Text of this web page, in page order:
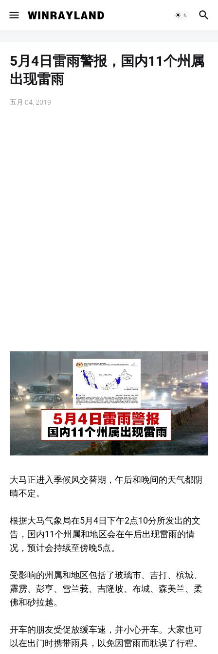
5月4日雷雨警报，国内11个州属
出现雷雨
五月 04, 2019
大马正进入季候风交替期，午后和晚间的天气都阴
晴不定。
根据大马气象局在5月4日下午2点10分所发出的文
告，国内11个州属和地区会在午后出现雷雨的情
况，预计会持续至傍晚5点。
受影响的州属和地区包括了玻璃市、吉打、槟城、
霹雳、彭亨、雪兰莪、吉隆坡、布城、森美兰、柔
佛和砂拉越。
开车的朋友受促放缓车速，并小心开车。大家也可
以在出门时携带雨具，以免因雷雨而耽误了行程。